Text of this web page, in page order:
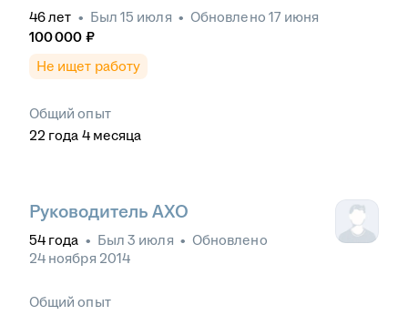
46лет • Был 15 июля • Обновлено 17 июня
100 000 ₽
Не ищет работу
Общий опыт
22 года 4 месяца
Руководитель АХО
54 года • Был 3 июля • Обновлено
24 ноября 2014
Общий опыт